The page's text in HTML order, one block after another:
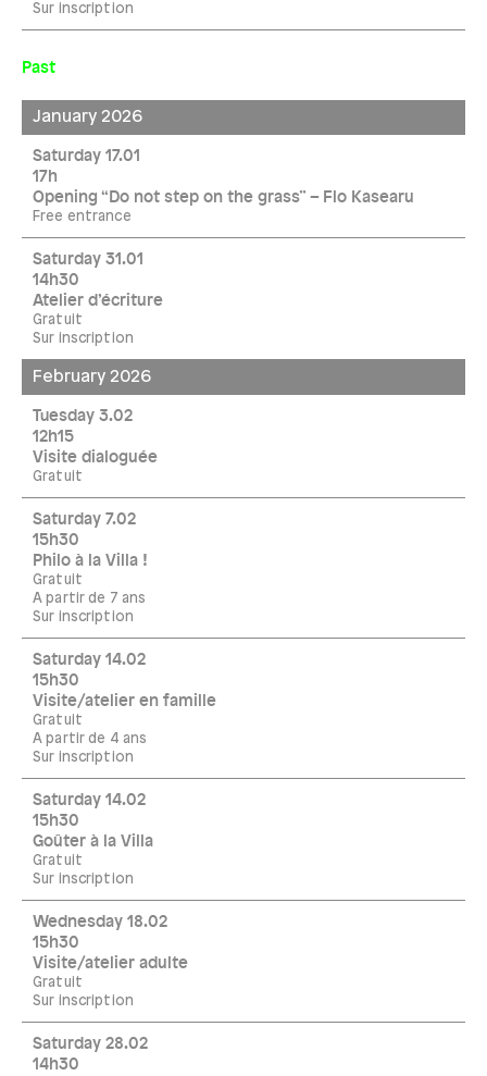
Sur inscription
Past
January 2026
Saturday 17.01
17h
Opening “Do not step on the grass” – Flo Kasearu
Free entrance
Saturday 31.01
14h30
Atelier d’écriture
Gratuit
Sur inscription
February 2026
Tuesday 3.02
12h15
Visite dialoguée
Gratuit
Saturday 7.02
15h30
Philo à la Villa !
Gratuit
A partir de 7 ans
Sur inscription
Saturday 14.02
15h30
Visite/atelier en famille
Gratuit
A partir de 4 ans
Sur inscription
Saturday 14.02
15h30
Goûter à la Villa
Gratuit
Sur inscription
Wednesday 18.02
15h30
Visite/atelier adulte
Gratuit
Sur inscription
Saturday 28.02
14h30